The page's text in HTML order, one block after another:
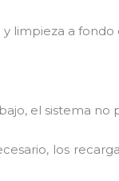
limpieza a
el sistema
los